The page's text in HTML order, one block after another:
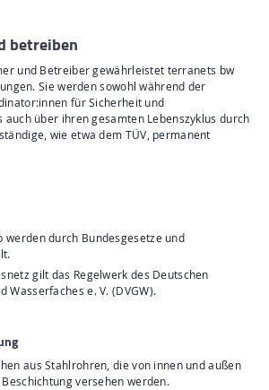
betreiben
und Betreiber gewährleistet terranets bw
Sie werden sowohl während der
für Sicherheit und
auch über ihren gesamten Lebenszyklus durch
wie etwa dem TÜV, permanent
werden durch Bundesgesetze und
gilt das Regelwerk des Deutschen
Wasserfaches e. V. (DVGW).
aus Stahlrohren, die von innen und außen
versehen werden.